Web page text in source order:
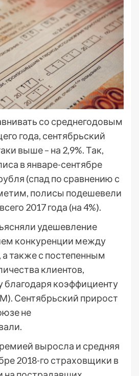
со среднегодовым
года, сентябрьский
выше – на 2,9%. Так,
в январе-сентябре
(спад по сравнению с
полисы подешевели
2017 года (на 4%).
удешевление
конкуренции между
также с постепенным
клиентов,
коэффициенту
Сентябрьский прирост
не
выросла и средняя
2018-го страховщики в